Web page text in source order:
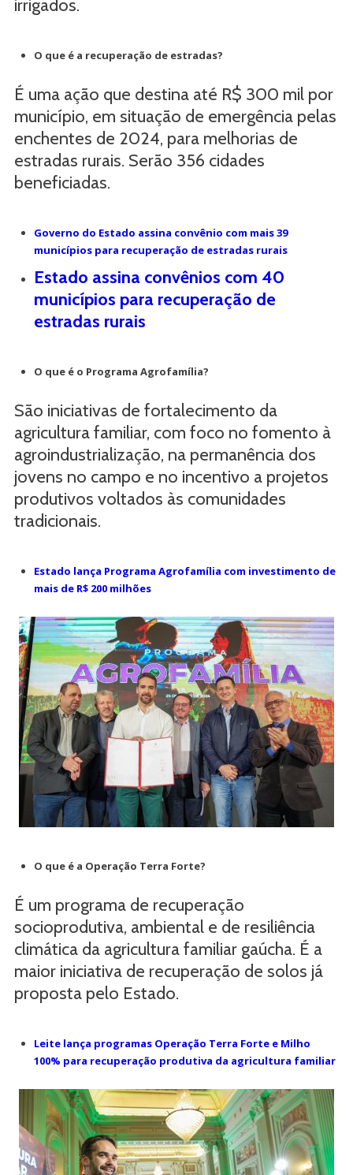
irrigados.
O que é a recuperação de estradas?
É uma ação que destina até R$ 300 mil por
município, em situação de emergência pelas
enchentes de 2024, para melhorias de
estradas rurais. Serão 356 cidades
beneficiadas.
Governo do Estado assina convênio com mais 39
municípios para recuperação de estradas rurais
Estado assina convênios com 40
municípios para recuperação de
estradas rurais
O que é o Programa Agrofamília?
São iniciativas de fortalecimento da
agricultura familiar, com foco no fomento à
agroindustrialização, na permanência dos
jovens no campo e no incentivo a projetos
produtivos voltados às comunidades
tradicionais.
Estado lança Programa Agrofamília com investimento de
mais de R$ 200 milhões
O que é a Operação Terra Forte?
É um programa de recuperação
socioprodutiva, ambiental e de resiliência
climática da agricultura familiar gaúcha. É a
maior iniciativa de recuperação de solos já
proposta pelo Estado.
Leite lança programas Operação Terra Forte e Milho
100% para recuperação produtiva da agricultura familiar